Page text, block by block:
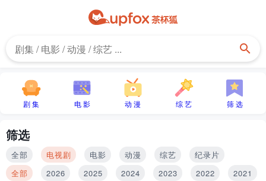
剧 集 电 影 动 漫 综 艺 筛 选
筛选
全部 电视剧 电影 动漫 综艺
纪录片
全部
2026 2025 2024 2023 2022
2021